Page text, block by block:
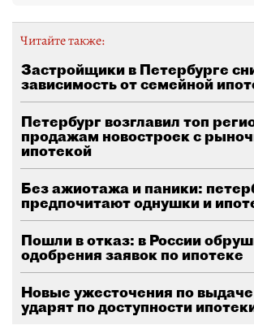
Читайте также:
Застройщики в Петербурге
зависимость от семейной
Петербург возглавил топ
продажам новостроек с
ипотекой
Без ажиотажа и паники:
предпочитают однушки и
Пошли в отказ: в России
одобрения заявок по ипотеке
Новые ужесточения по
ударят по доступности